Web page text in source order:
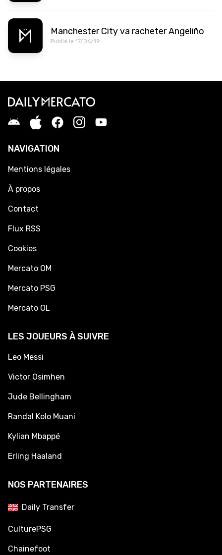
Manchester City va racheter Angeliño
Publié le 17/06/19
NAVIGATION
Mentions légales
À propos
Contact
Flux RSS
Cookies
Mercato OM
Mercato PSG
Mercato OL
LES JOUEURS À SUIVRE
Leo Messi
Victor Osimhen
Jude Bellingham
Randal Kolo Muani
Kylian Mbappé
Erling Haaland
NOS PARTENAIRES
Daily Transfer
CulturePSG
Chainefoot